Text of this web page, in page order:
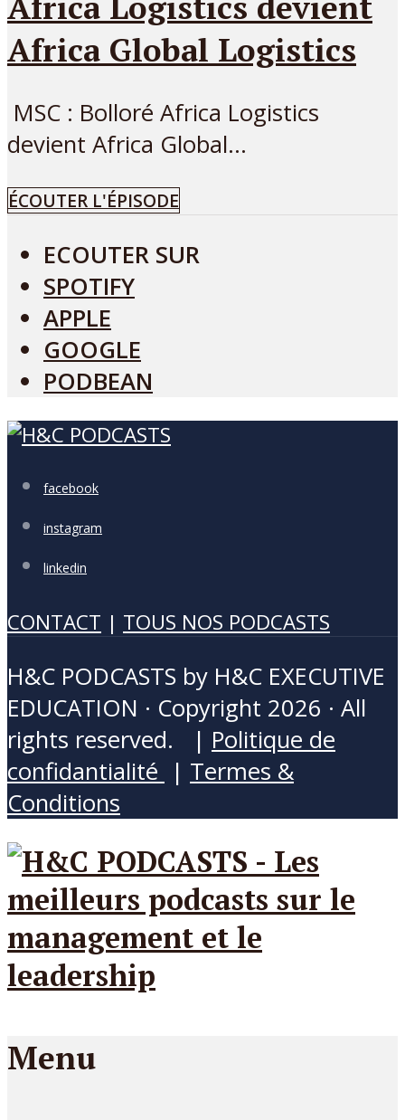
Africa Global Logistics
MSC : Bolloré Africa Logistics
devient Africa Global...
ÉCOUTER L'ÉPISODE
ECOUTER SUR
SPOTIFY
APPLE
GOOGLE
PODBEAN
facebook
instagram
linkedin
CONTACT | TOUS NOS PODCASTS
H&C PODCASTS by H&C EXECUTIVE
EDUCATION · Copyright 2026 · All
rights reserved. | Politique de
confidantialité | Termes &
Conditions
Menu